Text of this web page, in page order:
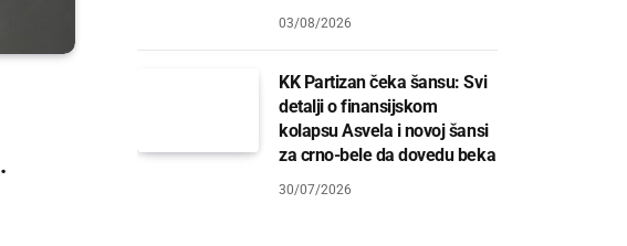
03/08/2026
KK Partizan čeka šansu: Svi
detalji o finansijskom
kolapsu Asvela i novoj šansi
za crno-bele da dovedu beka
30/07/2026